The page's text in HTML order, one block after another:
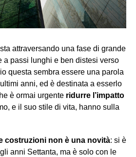
sta attraversando una fase di grande
a passi lunghi e ben distesi verso
questa sembra essere una parola
anni, ed è destinata a esserlo
è ormai urgente ridurre l’impatto
e il suo stile di vita, hanno sulla
costruzioni non è una novità: si è
anni Settanta, ma è solo con le